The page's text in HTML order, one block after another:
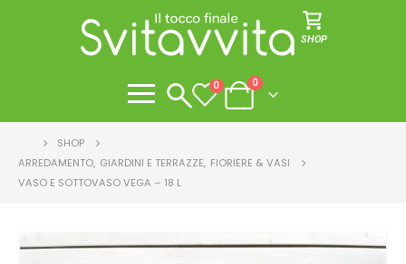
SHOP
0 0
CASA
SHOP
ARREDAMENTO, GIARDINI E TERRAZZE, FIORIERE & VASI
VASO E SOTTOVASO VEGA – 18 L